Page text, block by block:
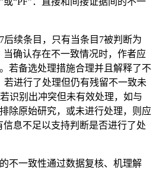
后续条目，只有当条目7被判断为
当确认存在不一致情况时，作者应
若备选处理措施合理并且解释了不
若进行了处理但仍有残留不一致未
识别出冲突但未有效处理，如与
除原始研究，或未进行处理，则应
信息不足以支持判断是否进行了处
不一致性通过数据复核、机理解